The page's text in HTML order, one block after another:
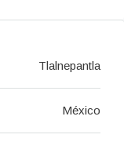
Tlalnepantla
México